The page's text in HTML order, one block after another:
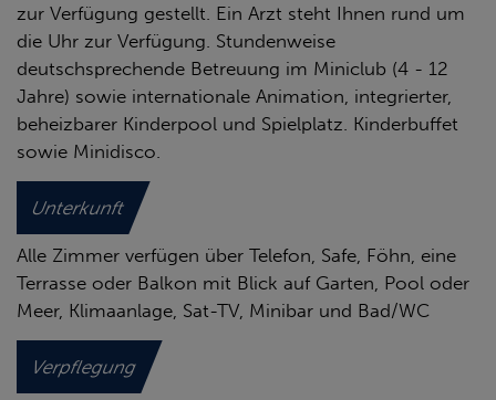
zur Verfügung gestellt. Ein Arzt steht Ihnen rund um
die Uhr zur Verfügung. Stundenweise
deutschsprechende Betreuung im Miniclub (4 - 12
Jahre) sowie internationale Animation, integrierter,
beheizbarer Kinderpool und Spielplatz. Kinderbuffet
sowie Minidisco.
Unterkunft
Alle Zimmer verfügen über Telefon, Safe, Föhn, eine
Terrasse oder Balkon mit Blick auf Garten, Pool oder
Meer, Klimaanlage, Sat-TV, Minibar und Bad/WC
Verpflegung